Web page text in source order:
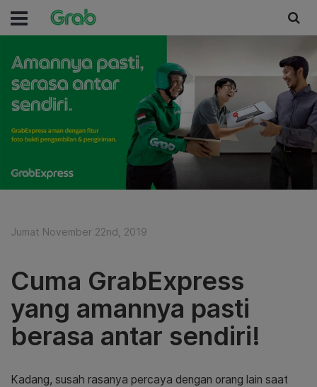
Jumat November 22nd, 2019
Cuma GrabExpress
yang amannya pasti
berasa antar sendiri!
Kadang, susah rasanya percaya dengan orang lain saat